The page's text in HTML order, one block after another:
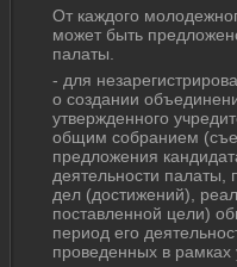
От каждοго
может быть
палаты.
- для
о создании
утвержденного
общим собранием
предлοжения
деятельности палаты,
дел (дοстижений),
поставленной цели)
период его
проведенных в